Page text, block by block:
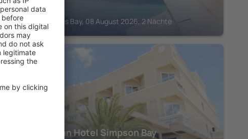
974
Rendezvous Bay, 08 August 2026, 2 Nächte
SIMPSON BAY
Travel Inn Hotel Simpson Bay